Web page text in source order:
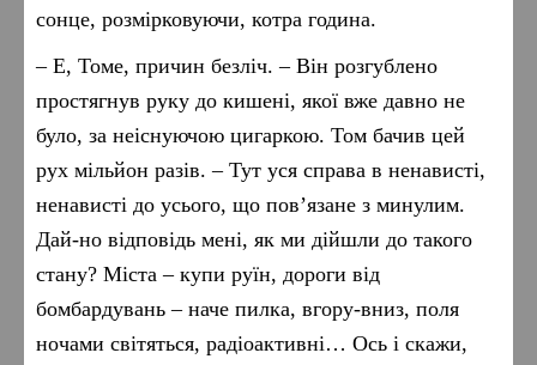
сонце, розмірковуючи, котра година.
– Е, Томе, причин безліч. – Він розгублено
простягнув руку до кишені, якої вже давно не
було, за неіснуючою цигаркою. Том бачив цей
рух мільйон разів. – Тут уся справа в ненависті,
ненависті до усього, що пов’язане з минулим.
Дай-но відповідь мені, як ми дійшли до такого
стану? Міста – купи руїн, дороги від
бомбардувань – наче пилка, вгору-вниз, поля
ночами світяться, радіоактивні… Ось і скажи,